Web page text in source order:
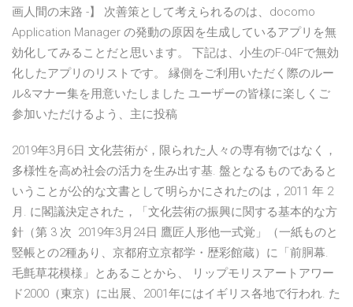
画人間の末路 -】 次善策として考えられるのは、docomo
Application Manager の発動の原因を生成しているアプリを無
効化してみることだと思います。 下記は、小生のF-04Fで無効
化したアプリのリストです。 縁側をご利用いただく際のルー
ル&マナー集を用意いたしました ユーザーの皆様に楽しくご
参加いただけるよう、主に投稿
2019年3月6日 文化芸術が，限られた人々の専有物ではなく，
多様性を高め社会の活力を生み出す基. 盤となるものであると
いうことが公的な文書として明らかにされたのは，2011 年 2
月. に閣議決定された，「文化芸術の振興に関する基本的な方
針（第 3 次 2019年3月24日 鷹匠人形他一式覚」（一紙ものと
竪帳との2種あり、京都府立京都学・歴彩館蔵）に「前胴幕.
毛氈草花模様」とあることから、 リップモリスアートアワー
ド2000（東京）に出展、2001年にはイギリス各地で行われ. た